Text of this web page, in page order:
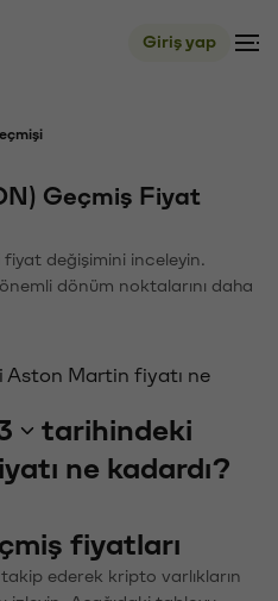
Giriş yap
Geçmiş Fiyat
değişimini inceleyin.
dönüm noktalarını daha
Aston Martin fiyatı ne
tarihindeki
ne kadardı?
fiyatları
ederek kripto varlıkların